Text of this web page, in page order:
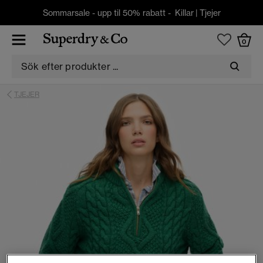
Sommarsale - upp til 50% rabatt - Killar| Tjejer
0
TJEJER